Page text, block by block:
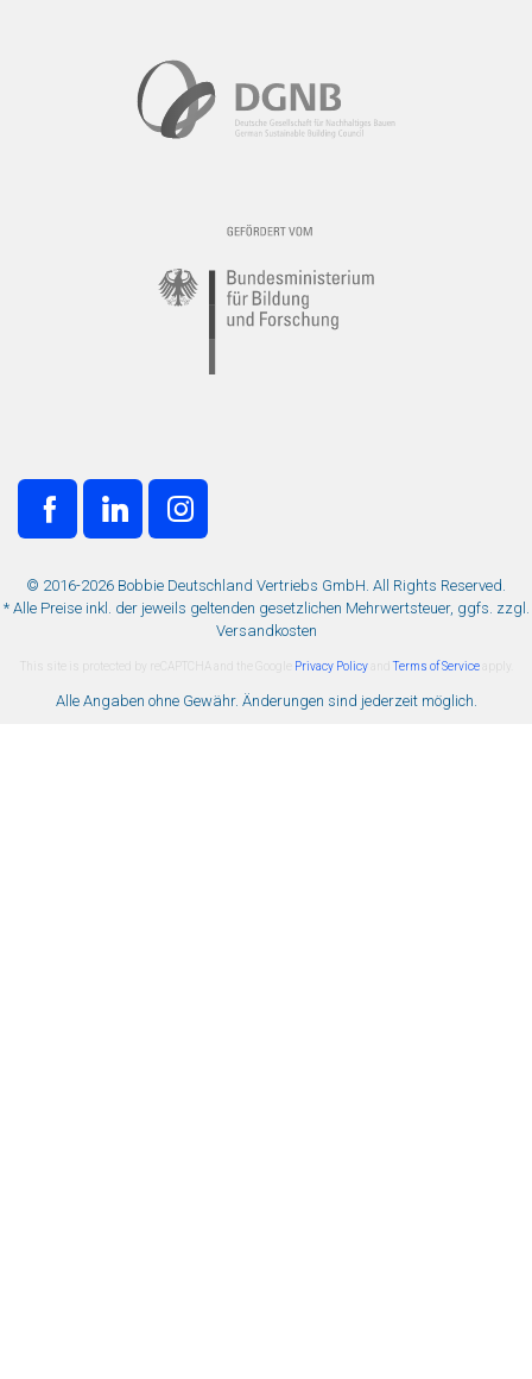
© 2016-2026 Bobbie Deutschland Vertriebs GmbH. All Rights Reserved.
* Alle Preise inkl. der jeweils geltenden gesetzlichen Mehrwertsteuer, ggfs. zzgl.
Versandkosten
This site is protected by reCAPTCHA and the Google Privacy PolicyandTerms of Serviceapply.
Alle Angaben ohne Gewähr. Änderungen sind jederzeit möglich.